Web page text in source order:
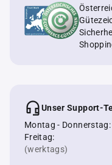
Unser Support-
Montag - Donnerstag:
Freitag:
(werktags)